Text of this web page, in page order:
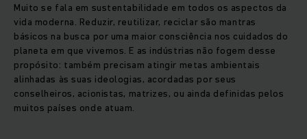
Muito se fala em sustentabilidade em todos os aspectos da
vida moderna. Reduzir, reutilizar, reciclar são mantras
básicos na busca por uma maior consciência nos cuidados do
planeta em que vivemos. E as indústrias não fogem desse
propósito: também precisam atingir metas ambientais
alinhadas às suas ideologias, acordadas por seus
conselheiros, acionistas, matrizes, ou ainda definidas pelos
muitos países onde atuam.